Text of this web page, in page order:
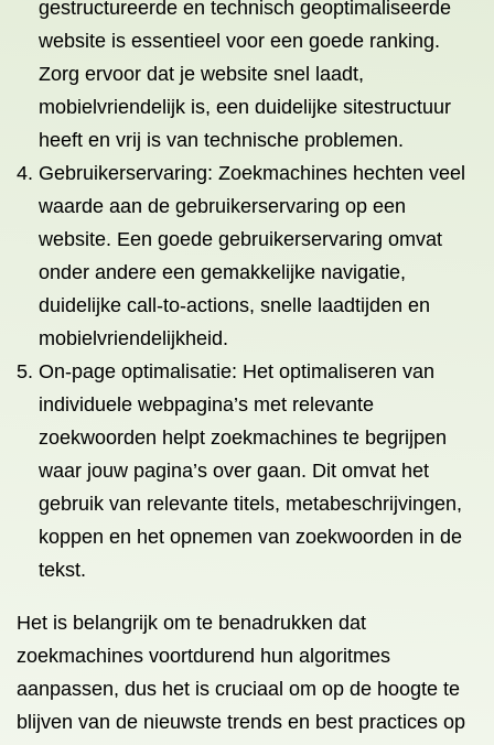
gestructureerde en technisch geoptimaliseerde
website is essentieel voor een goede ranking.
Zorg ervoor dat je website snel laadt,
mobielvriendelijk is, een duidelijke sitestructuur
heeft en vrij is van technische problemen.
Gebruikerservaring: Zoekmachines hechten veel
waarde aan de gebruikerservaring op een
website. Een goede gebruikerservaring omvat
onder andere een gemakkelijke navigatie,
duidelijke call-to-actions, snelle laadtijden en
mobielvriendelijkheid.
On-page optimalisatie: Het optimaliseren van
individuele webpagina’s met relevante
zoekwoorden helpt zoekmachines te begrijpen
waar jouw pagina’s over gaan. Dit omvat het
gebruik van relevante titels, metabeschrijvingen,
koppen en het opnemen van zoekwoorden in de
tekst.
Het is belangrijk om te benadrukken dat
zoekmachines voortdurend hun algoritmes
aanpassen, dus het is cruciaal om op de hoogte te
blijven van de nieuwste trends en best practices op